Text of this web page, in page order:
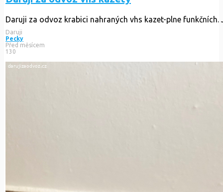
Daruji za odvoz krabici nahraných vhs kazet-plne funkčních.
Daruji
Pecky
Před měsícem
130